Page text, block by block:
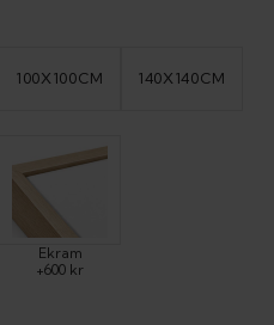
100X100CM
VARIANT
140X140CM
VARIANT
Ekram
+600 kr